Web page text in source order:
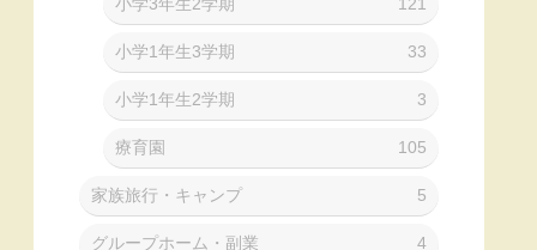
小学3年生2学期 121
小学1年生3学期 33
小学1年生2学期 3
療育園 105
家族旅行・キャンプ 5
グループホーム・副業 4